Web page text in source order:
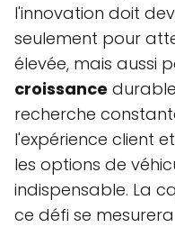
l'innovation doit
seulement pour
élevée, mais aussi
croissance
recherche
l'expérience client
les options de
indispensable. La
ce défi se